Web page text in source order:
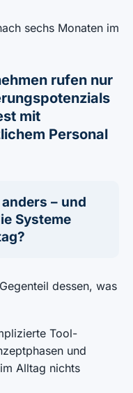
sechs Monaten im
rufen nur
mit
Personal
– und
Systeme
dessen, was
Tool-
und
Alltag nichts